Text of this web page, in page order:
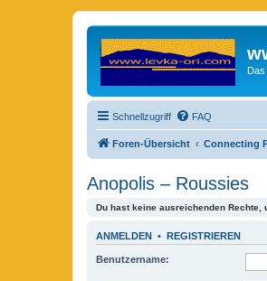
Das
Schnellzugriff FAQ
Foren-Übersicht Connecting
Anopolis – Roussies
Du hast keine ausreichenden Rechte,
ANMELDEN • REGISTRIEREN
Benutzername: